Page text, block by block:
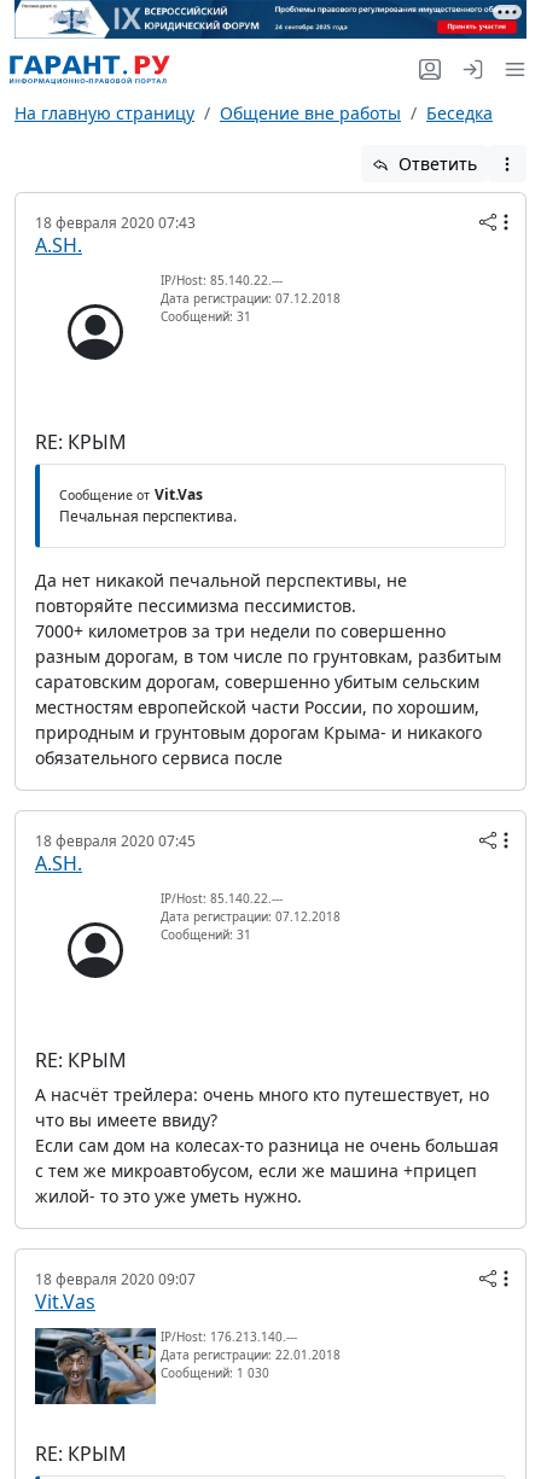
На главную страницу Общение вне работы Беседка
Ответить
18 февраля 2020 07:43
A.SH.
IP/Host: 85.140.22.---
Дата регистрации: 07.12.2018
Сообщений: 31
RE: КРЫМ
Сообщение от Vit.Vas
Печальная перспектива.
Да нет никакой печальной перспективы, не
повторяйте пессимизма пессимистов.
7000+ километров за три недели по совершенно
разным дорогам, в том числе по грунтовкам, разбитым
саратовским дорогам, совершенно убитым сельским
местностям европейской части России, по хорошим,
природным и грунтовым дорогам Крыма- и никакого
обязательного сервиса после
18 февраля 2020 07:45
A.SH.
IP/Host: 85.140.22.---
Дата регистрации: 07.12.2018
Сообщений: 31
RE: КРЫМ
А насчёт трейлера: очень много кто путешествует, но
что вы имеете ввиду?
Если сам дом на колесах-то разница не очень большая
с тем же микроавтобусом, если же машина +прицеп
жилой- то это уже уметь нужно.
18 февраля 2020 09:07
Vit.Vas
IP/Host: 176.213.140.---
Дата регистрации: 22.01.2018
Сообщений: 1 030
RE: КРЫМ